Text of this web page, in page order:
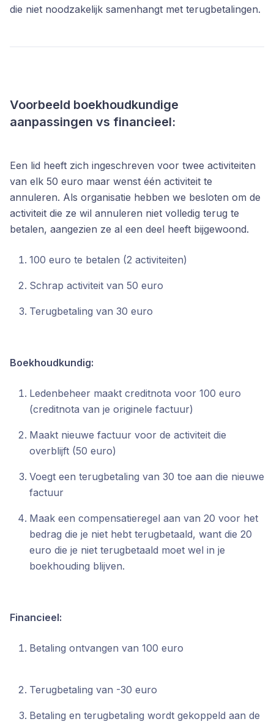
die niet noodzakelijk samenhangt met terugbetalingen.
Voorbeeld boekhoudkundige
aanpassingen vs financieel:
Een lid heeft zich ingeschreven voor twee activiteiten
van elk 50 euro maar wenst één activiteit te
annuleren. Als organisatie hebben we besloten om de
activiteit die ze wil annuleren niet volledig terug te
betalen, aangezien ze al een deel heeft bijgewoond.
100 euro te betalen (2 activiteiten)
Schrap activiteit van 50 euro
Terugbetaling van 30 euro
Boekhoudkundig:
Ledenbeheer maakt creditnota voor 100 euro
(creditnota van je originele factuur)
Maakt nieuwe factuur voor de activiteit die
overblijft (50 euro)
Voegt een terugbetaling van 30 toe aan die nieuwe
factuur
Maak een compensatieregel aan van 20 voor het
bedrag die je niet hebt terugbetaald, want die 20
euro die je niet terugbetaald moet wel in je
boekhouding blijven.
Financieel:
Betaling ontvangen van 100 euro
Terugbetaling van -30 euro
Betaling en terugbetaling wordt gekoppeld aan de